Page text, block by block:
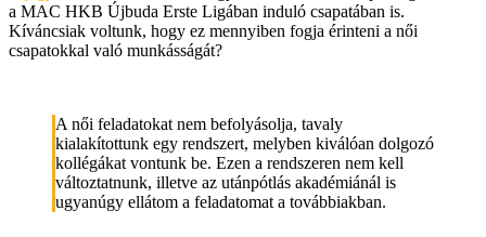
a MAC HKB Újbuda Erste Ligában induló csapatában is.
Kíváncsiak voltunk, hogy ez mennyiben fogja érinteni a női
csapatokkal való munkásságát?
A női feladatokat nem befolyásolja, tavaly
kialakítottunk egy rendszert, melyben kiválóan dolgozó
kollégákat vontunk be. Ezen a rendszeren nem kell
változtatnunk, illetve az utánpótlás akadémiánál is
ugyanúgy ellátom a feladatomat a továbbiakban.